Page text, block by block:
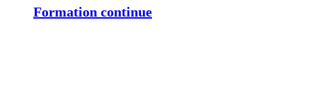
Formation continue